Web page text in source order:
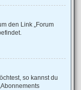
den Link „Forum
so kannst du